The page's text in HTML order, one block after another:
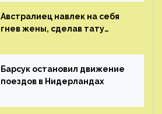
Австралиец навлек на себя
гнев жены, сделав тату
Барсук остановил движение
поездов в Нидерландах